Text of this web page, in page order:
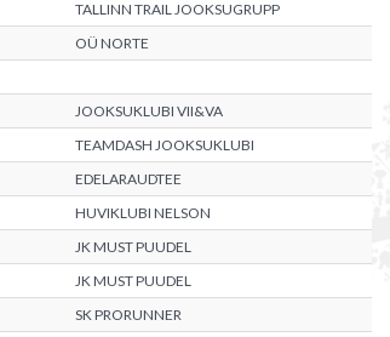
TALLINN TRAIL JOOKSUGRUPP
OÜ NORTE
JOOKSUKLUBI VII&VA
TEAMDASH JOOKSUKLUBI
EDELARAUDTEE
HUVIKLUBI NELSON
JK MUST PUUDEL
JK MUST PUUDEL
SK PRORUNNER